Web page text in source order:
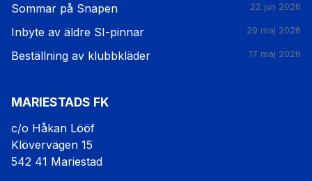
Sommar på Snapen 22 jun 2026
Inbyte av äldre SI-pinnar 29 maj 2026
Beställning av klubbkläder 17 maj 2026
MARIESTADS FK
c/o Håkan Lööf
Klövervägen 15
542 41 Mariestad